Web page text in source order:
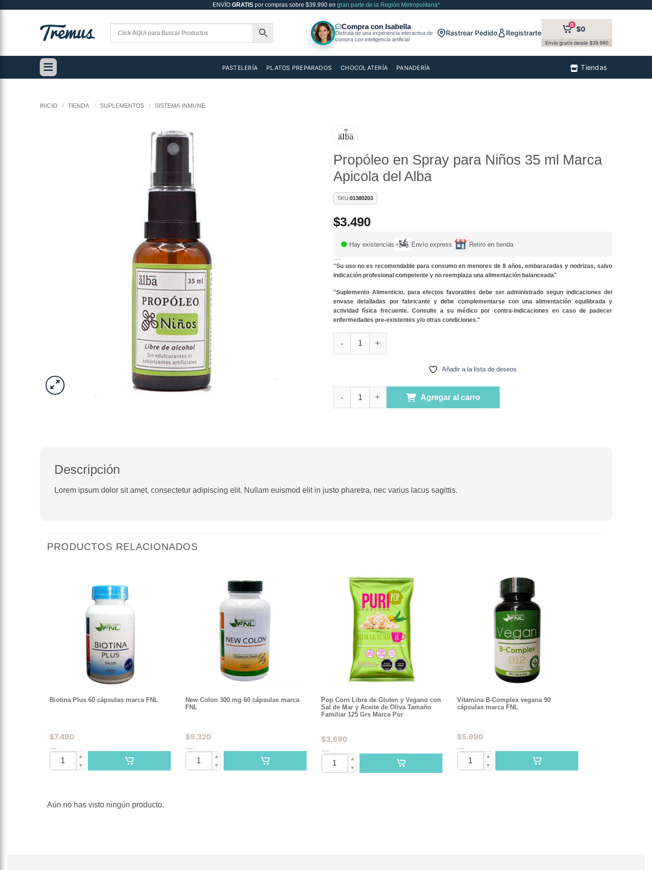
ENVÍO GRATISpor compras sobre $39.990 en gran parte de la Región Metropolitana*
Rastrear Pedido Registrarte
0 $0
Envío gratis desde $39.990
PASTELERÍA PLATOS PREPARADOS CHOCOLATERÍA PANADERÍA Tiendas
INICIO / TIENDA / SUPLEMENTOS / SISTEMA-INMUNE
Propóleo en Spray para Niños 35 ml Marca
Apicola del Alba
SKU:01380203
$3.490
Hay existencias Envío express Retiro en tienda
"Su uso no es recomendable para consumo en menores de 8 años, embarazadas y nodrizas, salvo
indicación profesional competente y no reemplaza una alimentación balanceada"
"Suplemento Alimenticio, para efectos favorables debe ser administrado segun indicaciones del
envase detalladas por fabricante y debe complementarse con una alimentación equilibrada y
actividad física frecuente. Consulte a su médico por contra-indicaciones en caso de padecer
enfermedades pre-existentes y/o otras condiciones."
Añadir a la lista de deseos
Propóleo en Spray para Niños 35 ml Marca Apicola del Alba cantidad
Agregar al carro
Descripción
Lorem ipsum dolor sit amet, consectetur adipiscing elit. Nullam euismod elit in justo pharetra, nec varius lacus sagittis.
PRODUCTOS RELACIONADOS
Biotina Plus 60 cápsulas marca FNL
$7.490
▲
▼
New Colon 300 mg 60 cápsulas marca
FNL
$9.320
▲
▼
Pop Corn Libre de Gluten y Vegano con
Sal de Mar y Aceite de Oliva Tamaño
Familiar 125 Grs Marca Pur
$3.690
▲
▼
Vitamina B-Complex vegana 90
cápsulas marca FNL
$5.990
▲
▼
Aún no has visto ningún producto.